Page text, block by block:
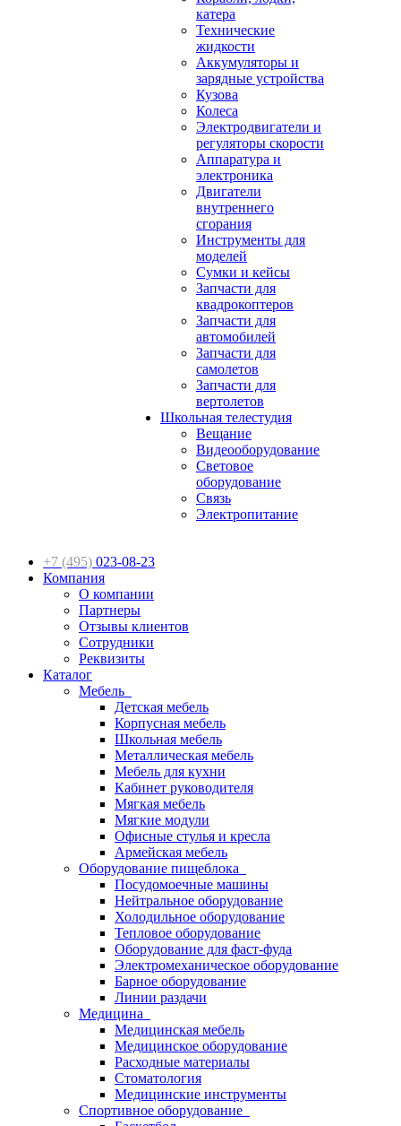
катера
Технические
жидкости
Аккумуляторы и
зарядные устройства
Кузова
Колеса
Электродвигатели и
регуляторы скорости
Аппаратура и
электроника
Двигатели
внутреннего
сгорания
Инструменты для
моделей
Сумки и кейсы
Запчасти для
квадрокоптеров
Запчасти для
автомобилей
Запчасти для
самолетов
Запчасти для
вертолетов
Школьная телестудия
Вещание
Видеооборудование
Световое
оборудование
Связь
Электропитание
+7 (495) 023-08-23
Компания
О компании
Партнеры
Отзывы клиентов
Сотрудники
Реквизиты
Каталог
Мебель
Детская мебель
Корпусная мебель
Школьная мебель
Металлическая мебель
Мебель для кухни
Кабинет руководителя
Мягкая мебель
Мягкие модули
Офисные стулья и кресла
Армейская мебель
Оборудование пищеблока
Посудомоечные машины
Нейтральное оборудование
Холодильное оборудование
Тепловое оборудование
Оборудование для фаст-фуда
Электромеханическое оборудование
Барное оборудование
Линии раздачи
Медицина
Медицинская мебель
Медицинское оборудование
Расходные материалы
Стоматология
Медицинские инструменты
Спортивное оборудование